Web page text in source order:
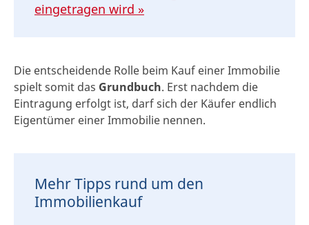
eingetragen wird »
Die entscheidende Rolle beim Kauf einer Immobilie
spielt somit das Grundbuch. Erst nachdem die
Eintragung erfolgt ist, darf sich der Käufer endlich
Eigentümer einer Immobilie nennen.
Mehr Tipps rund um den
Immobilienkauf